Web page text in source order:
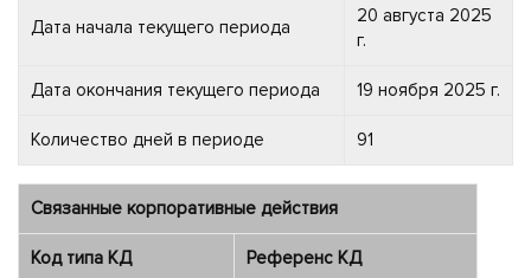
Дата начала текущего периода
20 августа 2025
г.
Дата окончания текущего периода 19 ноября 2025 г.
Количество дней в периоде 91
Связанные корпоративные действия
Код типа КД Референс КД